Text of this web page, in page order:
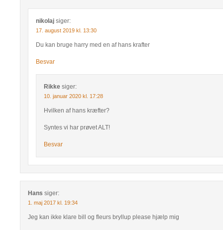
nikolaj siger:
17. august 2019 kl. 13:30
Du kan bruge harry med en af hans krafter
Besvar
Rikke siger:
10. januar 2020 kl. 17:28
Hvilken af hans kræfter?
Syntes vi har prøvet ALT!
Besvar
Hans siger:
1. maj 2017 kl. 19:34
Jeg kan ikke klare bill og fleurs bryllup please hjælp mig